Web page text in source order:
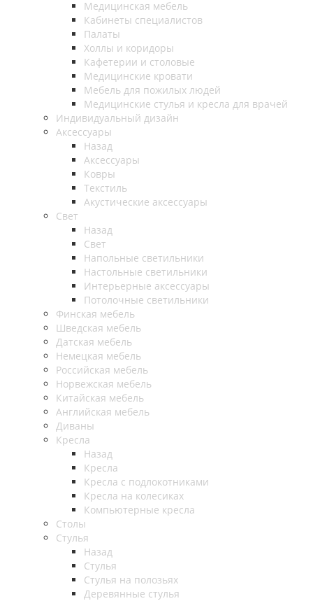
Медицинская мебель
Кабинеты специалистов
Палаты
Холлы и коридоры
Кафетерии и столовые
Медицинские кровати
Мебель для пожилых людей
Медицинские стулья и кресла для врачей
Индивидуальный дизайн
Аксессуары
Назад
Аксессуары
Ковры
Текстиль
Акустические аксессуары
Свет
Назад
Свет
Напольные светильники
Настольные светильники
Интерьерные аксессуары
Потолочные светильники
Финская мебель
Шведская мебель
Датская мебель
Немецкая мебель
Российская мебель
Норвежская мебель
Китайская мебель
Английская мебель
Диваны
Кресла
Назад
Кресла
Кресла с подлокотниками
Кресла на колесиках
Компьютерные кресла
Столы
Стулья
Назад
Стулья
Стулья на полозьях
Деревянные стулья